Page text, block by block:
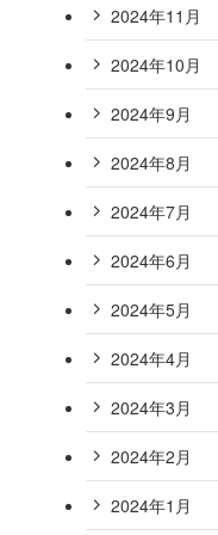
2024年11月
2024年10月
2024年9月
2024年8月
2024年7月
2024年6月
2024年5月
2024年4月
2024年3月
2024年2月
2024年1月